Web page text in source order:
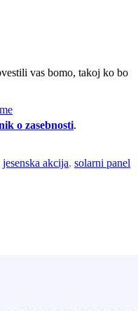
vas bomo, takoj ko bo
o zasebnosti.
jesenska akcija, solarni panel